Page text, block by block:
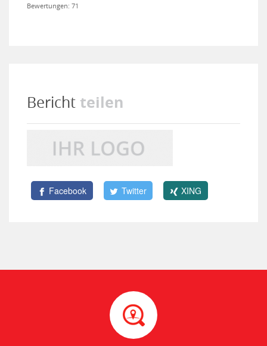
Bewertungen: 71
Bericht teilen
Facebook Twitter XING